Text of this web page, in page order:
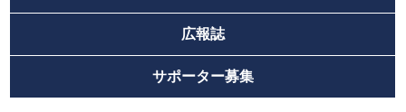
広報誌
サポーター募集